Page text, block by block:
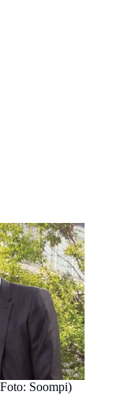
Soompi)